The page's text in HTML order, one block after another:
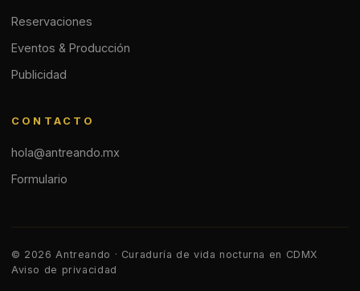
Reservaciones
Eventos & Producción
Publicidad
CONTACTO
hola@antreando.mx
Formulario
© 2026 Antreando · Curaduría de vida nocturna en CDMX
Aviso de privacidad